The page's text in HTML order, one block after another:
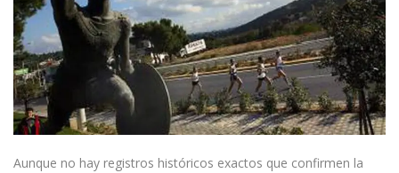
Aunque no hay registros históricos exactos que confirmen la